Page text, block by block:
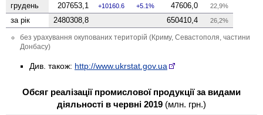
грудень 207653,1 10160.6 5.1% 47606,0 22,9%
за рік 2480308,8 650410,4 26,2%
без урахування окупованих територій (Криму, Севастополя, частини
Донбасу)
Див. також: http://www.ukrstat.gov.ua
Обсяг реалізації промислової продукції за видами
діяльності в червні 2019 (млн. грн.)